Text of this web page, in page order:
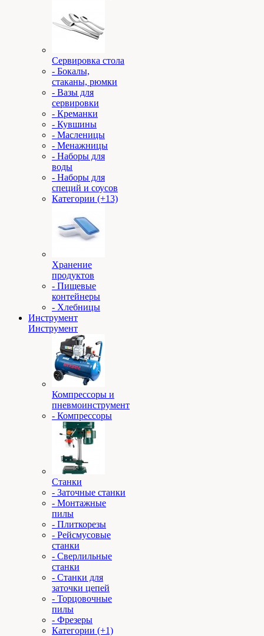
Сервировка стола
- Бокалы,
стаканы, рюмки
- Вазы для
сервировки
- Креманки
- Кувшины
- Масленицы
- Менажницы
- Наборы для
воды
- Наборы для
специй и соусов
Категории (+13)
Хранение
продуктов
- Пищевые
контейнеры
- Хлебницы
Инструмент
Инструмент
Компрессоры и
пневмоинструмент
- Компрессоры
Станки
- Заточные станки
- Монтажные
пилы
- Плиткорезы
- Рейсмусовые
станки
- Сверлильные
станки
- Станки для
заточки цепей
- Торцовочные
пилы
- Фрезеры
Категории (+1)